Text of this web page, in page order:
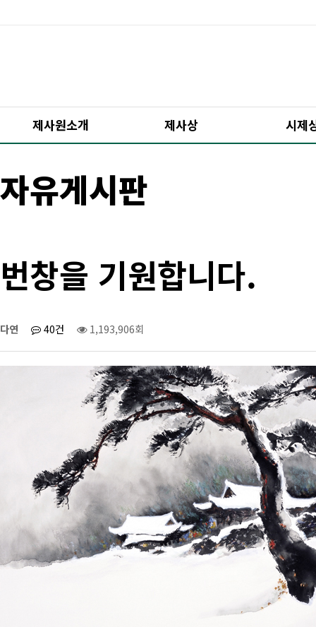
제사원소개 제사상 시제
자유게시판
번창을 기원합니다.
다연 40건 1,193,906회